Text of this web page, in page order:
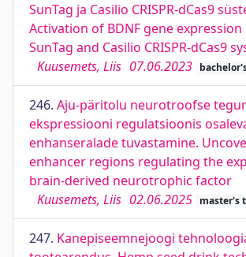
SunTag ja Casilio CRISPR-dCas9
Activation of BDNF gene expression
SunTag and Casilio CRISPR-dCas9
Kuusemets, Liis 07.06.2023
246. Aju-päritolu neurotroofse
ekspressiooni regulatsioonis
enhanseralade tuvastamine.
enhancer regions regulating the
brain-derived neurotrophic factor
Kuusemets, Liis 02.06.2025 master's
247. Kanepiseemnejoogi